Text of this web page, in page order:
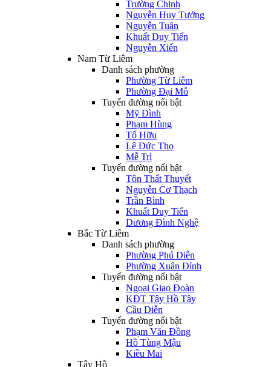
Trường Chinh
Nguyễn Huy Tưởng
Nguyễn Tuân
Khuất Duy Tiến
Nguyễn Xiển
Nam Từ Liêm
Danh sách phường
Phường Từ Liêm
Phường Đại Mỗ
Tuyến đường nổi bật
Mỹ Đình
Phạm Hùng
Tố Hữu
Lê Đức Thọ
Mễ Trì
Tuyến đường nổi bật
Tôn Thất Thuyết
Nguyễn Cơ Thạch
Trần Bình
Khuất Duy Tiến
Dương Đình Nghệ
Bắc Từ Liêm
Danh sách phường
Phường Phú Diễn
Phường Xuân Đỉnh
Tuyến đường nổi bật
Ngoại Giao Đoàn
KĐT Tây Hồ Tây
Cầu Diễn
Tuyến đường nổi bật
Phạm Văn Đồng
Hồ Tùng Mậu
Kiều Mai
Tây Hồ